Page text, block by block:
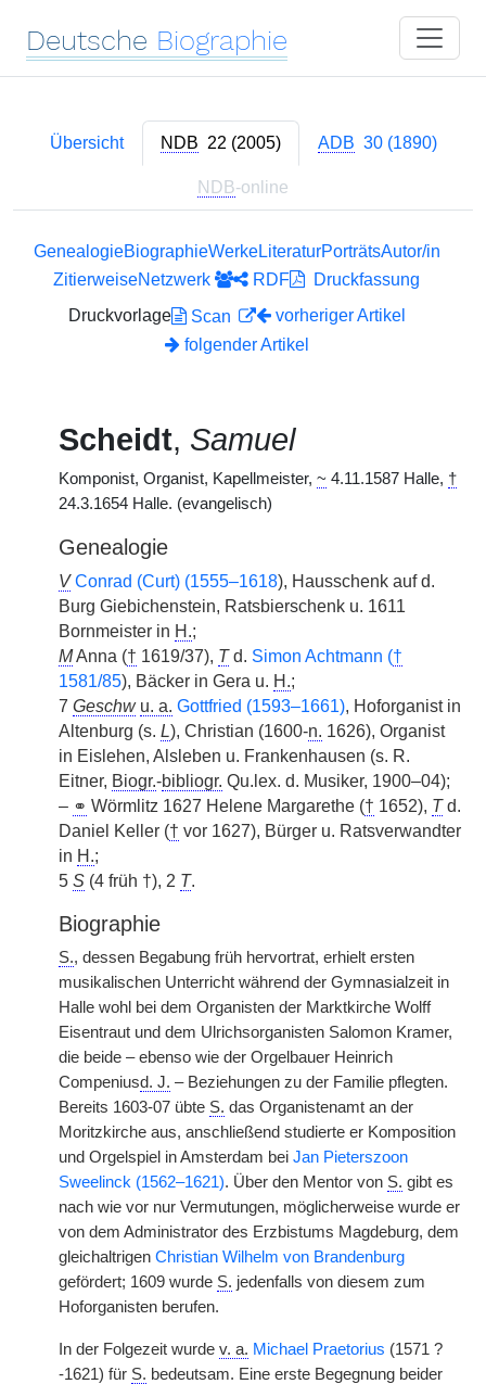
Deutsche Biographie
Übersicht NDB 22 (2005) ADB 30 (1890)
NDB-online
GenealogieBiographieWerkeLiteraturPorträtsAutor/in
ZitierweiseNetzwerk RDF
Druckfassung
Druckvorlage
Scan
vorheriger Artikel
folgender Artikel
Scheidt, Samuel
Komponist, Organist, Kapellmeister, ~ 4.11.1587 Halle, †
24.3.1654 Halle. (evangelisch)
Genealogie
V Conrad (Curt) (1555–1618), Hausschenk auf d.
Burg Giebichenstein, Ratsbierschenk u. 1611
Bornmeister in H.;
MAnna († 1619/37), Td. Simon Achtmann (†
1581/85), Bäcker in Gera u. H.;
7 Geschw u. a. Gottfried (1593–1661), Hoforganist in
Altenburg (s. L), Christian (1600-n. 1626), Organist
in Eislehen, Alsleben u. Frankenhausen (s. R.
Eitner, Biogr.-bibliogr. Qu.lex. d. Musiker, 1900–04);
– ⚭ Wörmlitz 1627 Helene Margarethe († 1652), Td.
Daniel Keller († vor 1627), Bürger u. Ratsverwandter
in H.;
5 S (4 früh †), 2 T.
Biographie
S., dessen Begabung früh hervortrat, erhielt ersten
musikalischen Unterricht während der Gymnasialzeit in
Halle wohl bei dem Organisten der Marktkirche Wolff
Eisentraut und dem Ulrichsorganisten Salomon Kramer,
die beide – ebenso wie der Orgelbauer Heinrich
Compeniusd. J. – Beziehungen zu der Familie pflegten.
Bereits 1603-07 übte S. das Organistenamt an der
Moritzkirche aus, anschließend studierte er Komposition
und Orgelspiel in Amsterdam bei Jan Pieterszoon
Sweelinck (1562–1621). Über den Mentor von S. gibt es
nach wie vor nur Vermutungen, möglicherweise wurde er
von dem Administrator des Erzbistums Magdeburg, dem
gleichaltrigen Christian Wilhelm von Brandenburg
gefördert; 1609 wurde S. jedenfalls von diesem zum
Hoforganisten berufen.
In der Folgezeit wurde v. a. Michael Praetorius (1571 ?
-1621) für S. bedeutsam. Eine erste Begegnung beider